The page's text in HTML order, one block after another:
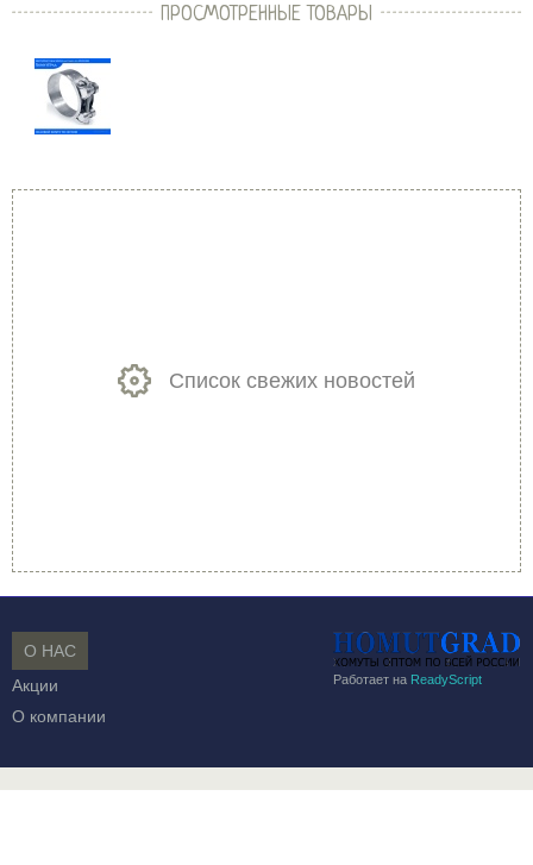
ПРОСМОТРЕННЫЕ ТОВАРЫ
Список свежих новостей
Работает на ReadyScript
О НАС
Акции
О компании